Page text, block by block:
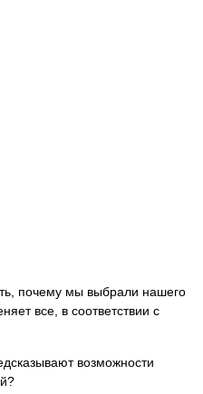
почему мы выбрали нашего
все, в соответствии с
возможности